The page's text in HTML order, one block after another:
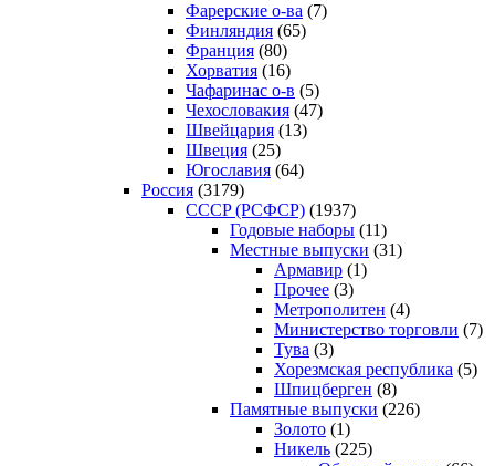
Фарерские о-ва (7)
Финляндия (65)
Франция (80)
Хорватия (16)
Чафаринас о-в (5)
Чехословакия (47)
Швейцария (13)
Швеция (25)
Югославия (64)
Россия (3179)
CCCP (РСФСР) (1937)
Годовые наборы (11)
Местные выпуски (31)
Армавир (1)
Прочее (3)
Метрополитен (4)
Министерство торговли (7)
Тува (3)
Хорезмская республика (5)
Шпицберген (8)
Памятные выпуски (226)
Золото (1)
Никель (225)